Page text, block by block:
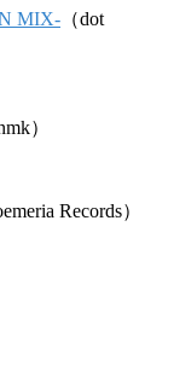
MIX- （dot
）
Records）